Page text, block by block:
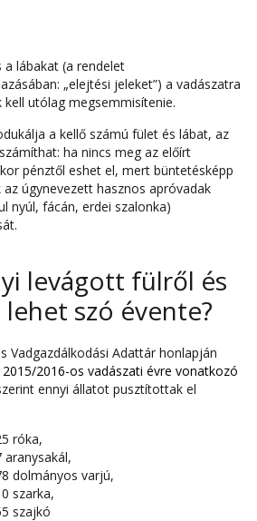
a lábakat (a rendelet
„elejtési jeleket”) a vadászatra
kell utólag megsemmisítenie.
a kellő számú fület és lábat, az
ha nincs meg az előírt
pénztől eshet el, mert büntetésképp
úgynevezett hasznos apróvadak
nyúl, fácán, erdei szalonka)
levágott fülről és
szó évente?
Vadgazdálkodási Adattár honlapján
2015/2016-os vadászati évre vonatkozó
ennyi állatot pusztítottak el
róka,
aranysakál,
dolmányos varjú,
szarka,
szajkó